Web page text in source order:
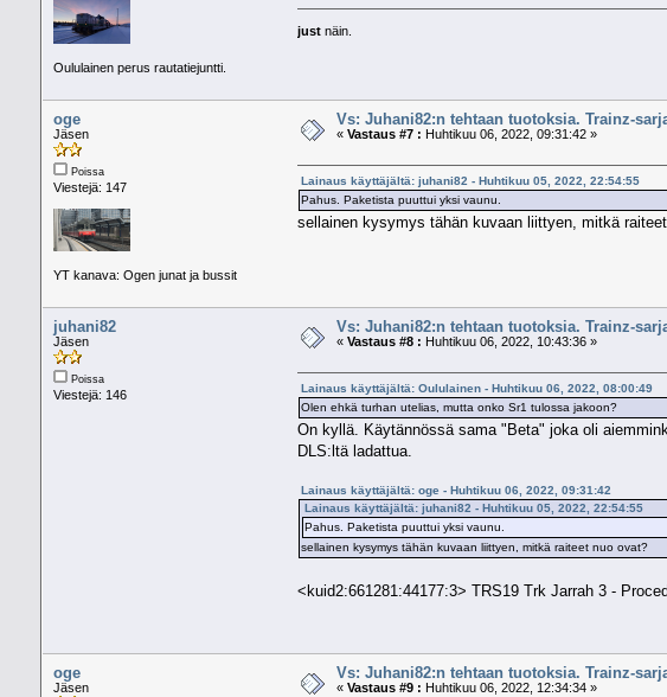
Oululainen perus rautatiejuntti.
just näin.
oge
Jäsen
Poissa
Viestejä: 147
YT kanava: Ogen junat ja bussit
Vs: Juhani82:n tehtaan tuotoksia. Trainz-
« Vastaus #7 : Huhtikuu 06, 2022, 09:31:42 »
Lainaus käyttäjältä: juhani82 - Huhtikuu 05, 2022, 22:54:55
Pahus. Paketista puuttui yksi vaunu.
sellainen kysymys tähän kuvaan liittyen, mitkä
juhani82
Jäsen
Poissa
Viestejä: 146
Vs: Juhani82:n tehtaan tuotoksia. Trainz-
« Vastaus #8 : Huhtikuu 06, 2022, 10:43:36 »
Lainaus käyttäjältä: Oululainen - Huhtikuu 06, 2022, 08:00:49
Olen ehkä turhan utelias, mutta onko Sr1 tulossa jakoon?
On kyllä. Käytännössä sama "Beta" joka oli
DLS:ltä ladattua.
Lainaus käyttäjältä: oge - Huhtikuu 06, 2022, 09:31:42
Lainaus käyttäjältä: juhani82 - Huhtikuu 05, 2022, 22:54:55
Pahus. Paketista puuttui yksi vaunu.
sellainen kysymys tähän kuvaan liittyen, mitkä raiteet nuo ovat?
<kuid2:661281:44177:3> TRS19 Trk Jarrah 3 -
oge
Jäsen
Vs: Juhani82:n tehtaan tuotoksia. Trainz-
« Vastaus #9 : Huhtikuu 06, 2022, 12:34:34 »